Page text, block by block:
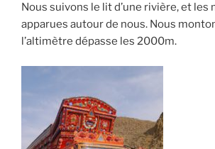
Nous suivons le lit d’une rivière, et
apparues autour de nous. Nous
l’altimètre dépasse les 2000m.